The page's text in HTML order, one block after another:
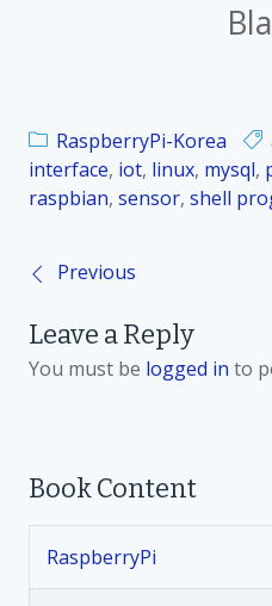
RaspberryPi-Korea
interface, iot, linux, mysql,
raspbian, sensor, shell
P
o
n
a
Previous
Leave a Reply
You must be logged in to
Book Content
RaspberryPi